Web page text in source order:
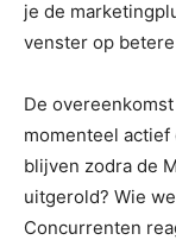
je de
venster op
De
momenteel actief
blijven zodra de
uitgerold? Wie
Concurrenten